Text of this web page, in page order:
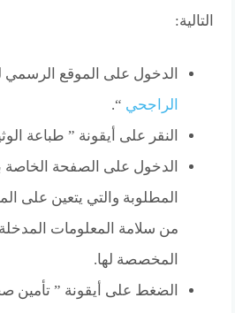
التالية:
الدخول على الموقع الرسمي
الراجحي “.
النقر على أيقونة ” طباعة
الدخول على الصفحة الخاصة
المطلوبة والتي يتعين على
من سلامة المعلومات
المخصصة لها.
الضغط على أيقونة ”